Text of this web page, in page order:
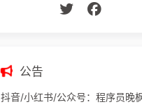
公告
抖音/小红书/公众号：程序员晚